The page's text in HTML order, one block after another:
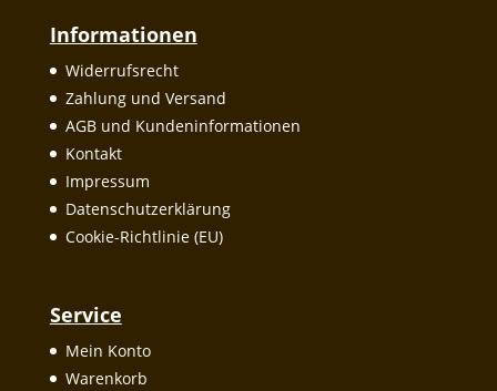
Informationen
Widerrufsrecht
Zahlung und Versand
AGB und Kundeninformationen
Kontakt
Impressum
Datenschutzerklärung
Cookie-Richtlinie (EU)
Service
Mein Konto
Warenkorb